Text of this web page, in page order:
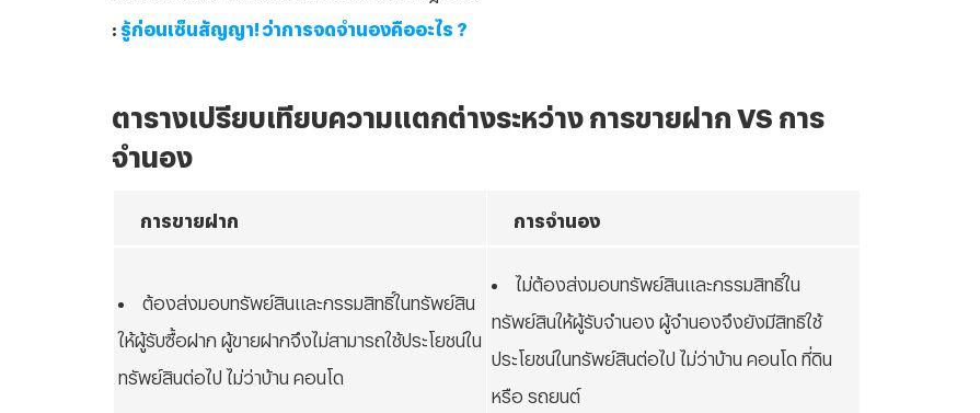
: รู้ก่อนเซ็นสัญญา! ว่าการจดจำนองคืออะไร ?
ตารางเปรียบเทียบความแตกต่างระหว่าง การขายฝาก VS การ
จำนอง
การขายฝาก การจำนอง
ต้องส่งมอบทรัพย์สินและกรรมสิทธิ์ในทรัพย์สิน
ให้ผู้รับซื้อฝาก ผู้ขายฝากจึงไม่สามารถใช้ประโยชน์ใน
ทรัพย์สินต่อไป ไม่ว่าบ้าน คอนโด
ไม่ต้องส่งมอบทรัพย์สินและกรรมสิทธิ์ใน
ทรัพย์สินให้ผู้รับจำนอง ผู้จำนองจึงยังมีสิทธิใช้
ประโยชน์ในทรัพย์สินต่อไป ไม่ว่าบ้าน คอนโด ที่ดิน
หรือ รถยนต์